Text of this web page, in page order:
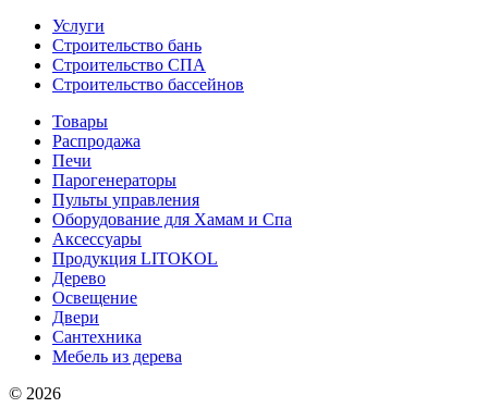
Услуги
Строительство бань
Строительство СПА
Строительство бассейнов
Товары
Распродажа
Печи
Парогенераторы
Пульты управления
Оборудование для Хамам и Спа
Аксессуары
Продукция LITOKOL
Дерево
Освещение
Двери
Сантехника
Мебель из дерева
© 2026